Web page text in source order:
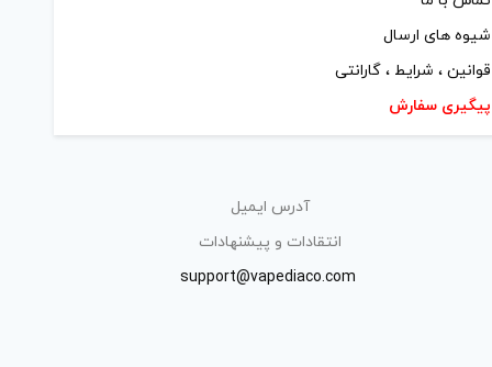
شیوه های ارسال
قوانین ، شرایط ، گارانتی
پیگیری سفارش
آدرس ایمیل
انتقادات و پیشنهادات
support@vapediaco.com